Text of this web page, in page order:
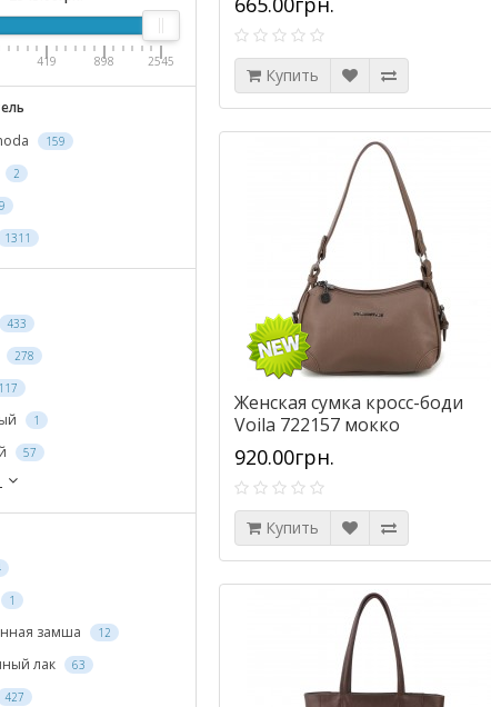
419 898 2545
159
2
1311
433
278
117
1
57
1
замша 12
лак 63
427
Купить
Женская сумка кросс-боди
Voila 722157 мокко
920.00грн.
Купить